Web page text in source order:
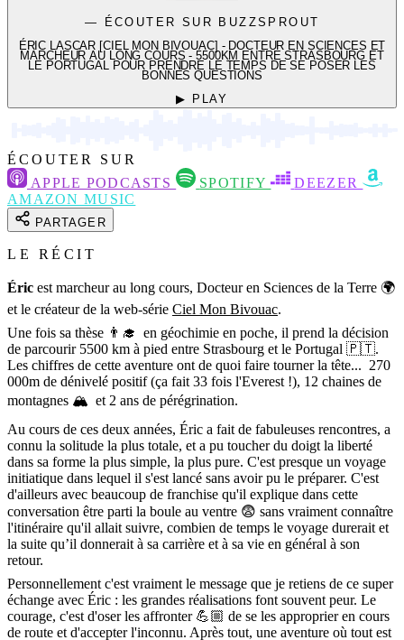
— ÉCOUTER SUR BUZZSPROUT
ÉRIC LASCAR [CIEL MON BIVOUAC] - DOCTEUR EN SCIENCES ET
MARCHEUR AU LONG COURS - 5500KM ENTRE STRASBOURG ET
LE PORTUGAL POUR PRENDRE LE TEMPS DE SE POSER LES
BONNES QUESTIONS
▶ PLAY
ÉCOUTER SUR
APPLE PODCASTS
SPOTIFY
DEEZER
AMAZON MUSIC
PARTAGER
LE RÉCIT
Éric est marcheur au long cours, Docteur en Sciences de la Terre 🌍
et le créateur de la web-série Ciel Mon Bivouac.
Une fois sa thèse 👨‍🎓 en géochimie en poche, il prend la décision
de parcourir 5500 km à pied entre Strasbourg et le Portugal 🇵🇹.
Les chiffres de cette aventure ont de quoi faire tourner la tête... 270
000m de dénivelé positif (ça fait 33 fois l'Everest !), 12 chaines de
montagnes 🏔 et 2 ans de pérégrination.
Au cours de ces deux années, Éric a fait de fabuleuses rencontres, a
connu la solitude la plus totale, et a pu toucher du doigt la liberté
dans sa forme la plus simple, la plus pure. C'est presque un voyage
initiatique dans lequel il s'est lancé sans avoir pu le préparer. C'est
d'ailleurs avec beaucoup de franchise qu'il explique dans cette
conversation être parti la boule au ventre 😨 sans vraiment connaître
l'itinéraire qu'il allait suivre, combien de temps le voyage durerait et
la suite qu’il donnerait à sa carrière et à sa vie en général à son
retour.
Personnellement c'est vraiment le message que je retiens de ce super
échange avec Éric : les grandes réalisations font souvent peur. Le
courage, c'est d'oser les affronter 💪🏼 de se les approprier en cours
de route et d'accepter l'inconnu. Après tout, une aventure où tout est